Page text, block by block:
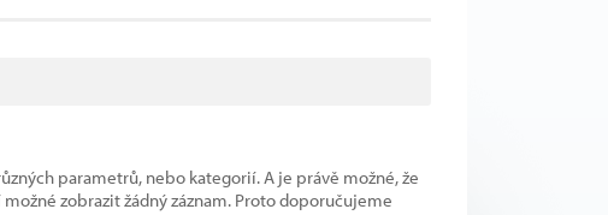
parametrů, nebo kategorií. A je právě možné, že
zobrazit žádný záznam. Proto doporučujeme